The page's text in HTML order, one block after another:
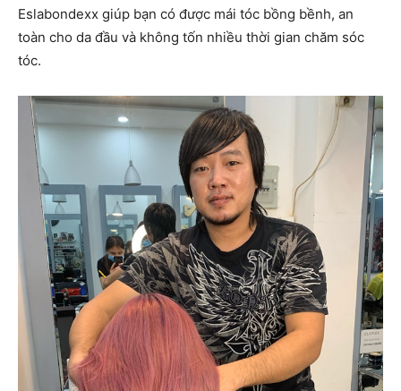
Eslabondexx giúp bạn có được mái tóc bồng bềnh, an
toàn cho da đầu và không tốn nhiều thời gian chăm sóc
tóc.